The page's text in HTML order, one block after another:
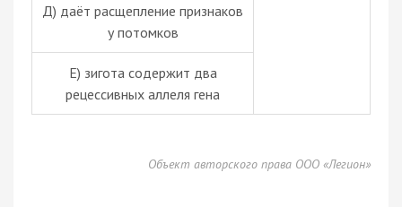
Д) даёт расщепление признаков
у потомков
Е) зигота содержит два
рецессивных аллеля гена
Объект авторского права ООО «Легион»